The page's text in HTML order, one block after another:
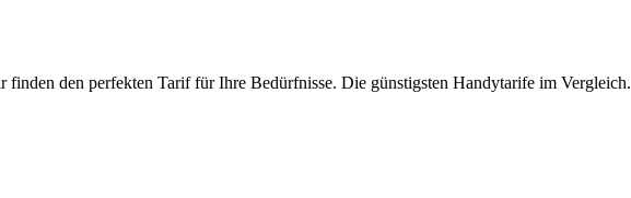
den perfekten Tarif für Ihre Bedürfnisse. Die günstigsten Handytarife im Vergleich.